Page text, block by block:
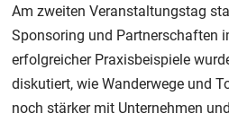
Am zweiten Veranstaltungstag
Sponsoring und Partnerschaften
erfolgreicher Praxisbeispiele
diskutiert, wie Wanderwege und
noch stärker mit Unternehmen